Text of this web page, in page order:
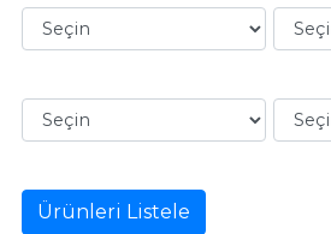
Ürünleri Listele